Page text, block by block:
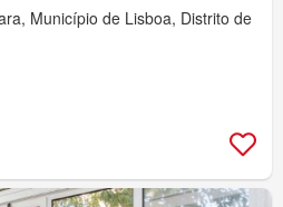
Município de Lisboa, Distrito de